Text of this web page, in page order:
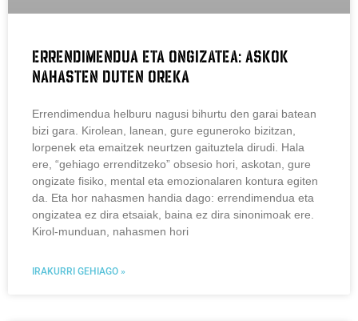
Errendimendua eta ongizatea: askok
nahasten duten oreka
Errendimendua helburu nagusi bihurtu den garai batean
bizi gara. Kirolean, lanean, gure eguneroko bizitzan,
lorpenek eta emaitzek neurtzen gaituztela dirudi. Hala
ere, “gehiago errenditzeko” obsesio hori, askotan, gure
ongizate fisiko, mental eta emozionalaren kontura egiten
da. Eta hor nahasmen handia dago: errendimendua eta
ongizatea ez dira etsaiak, baina ez dira sinonimoak ere.
Kirol-munduan, nahasmen hori
IRAKURRI GEHIAGO »